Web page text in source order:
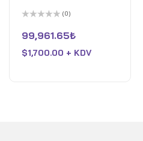
2'si 1 Arada Laptop Intel
Arc Graphics 32GB
LPDDR5 RAM 512GB
üzerinden
0
aldı
(0)
99,961.65₺
$1,700.00 + KDV